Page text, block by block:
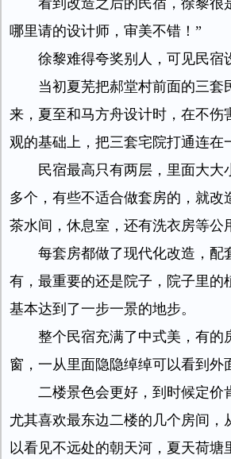
看到改造之后的民宿，徐黎很
哪里请的设计师，审美不错！”
徐黎难得夸奖别人，可见民宿
当初夏芜把郝堂村前面的三套
来，夏至和马方舟设计时，在不伤
观的基础上，把三套宅院打通连在
民宿最高只有两层，里面大大
多个，有些不适合做套房的，就改
茶水间，休息室，还有洗衣房等公
每套房都做了现代化改造，配
有，最重要的还是院子，院子里的
基本达到了一步一景的地步。
整个民宿充满了中式美，有的
窗，一从里面隐隐绰绰可以看到外
二楼景色会更好，到时候定价
尤其喜欢最东边二楼的几个房间，
以看见不远处的朝天河，夏天荷塘